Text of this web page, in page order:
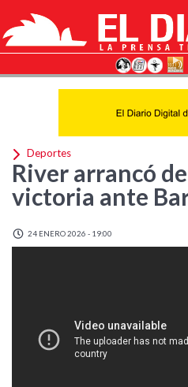
Deportes
River arrancó
victoria ante
24 ENERO 2026 - 19:00